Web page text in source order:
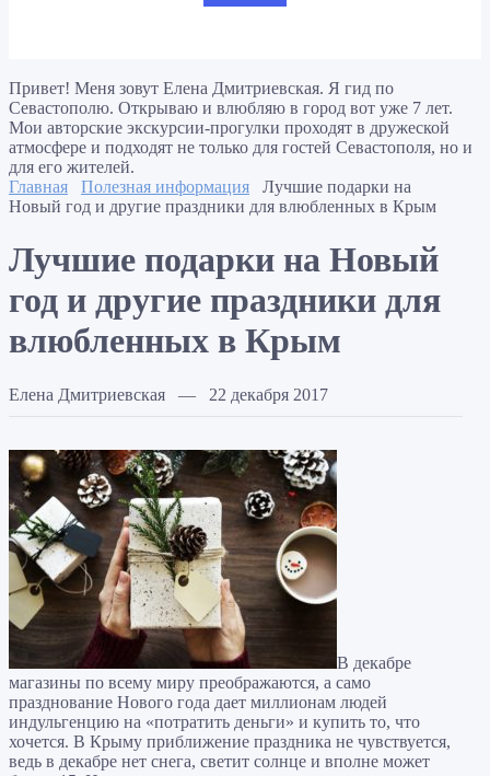
Привет! Меня зовут Елена Дмитриевская. Я гид по
Севастополю. Открываю и влюбляю в город вот уже 7 лет.
Мои авторские экскурсии-прогулки проходят в дружеской
атмосфере и подходят не только для гостей Севастополя, но и
для его жителей.
Главная
Полезная информация
Лучшие подарки на
Новый год и другие праздники для влюбленных в Крым
Лучшие подарки на Новый
год и другие праздники для
влюбленных в Крым
Елена Дмитриевская — 22 декабря 2017
В декабре
магазины по всему миру преображаются, а само
празднование Нового года дает миллионам людей
индульгенцию на «потратить деньги» и купить то, что
хочется. В Крыму приближение праздника не чувствуется,
ведь в декабре нет снега, светит солнце и вполне может